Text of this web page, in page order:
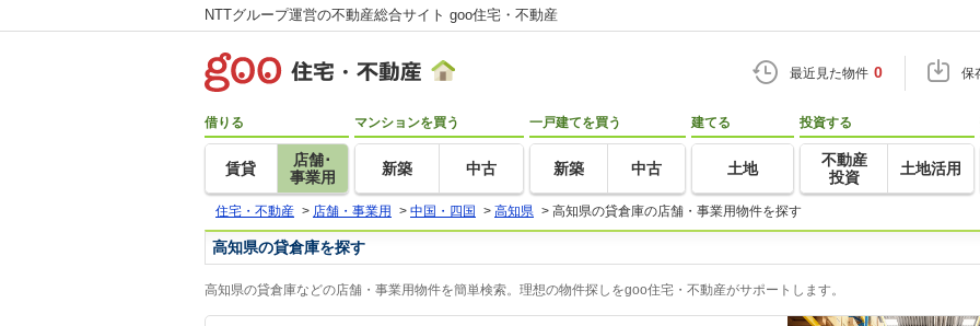
NTTグループ運営の不動産総合サイト goo住宅・不動産
最近見た物件 0 保
借りる
賃貸
店舗･
事業用
マンションを買う
新築 中古
一戸建てを買う
新築 中古
建てる
土地
投資する
不動産
投資
土地活用
住宅・不動産 > 店舗・事業用 > 中国・四国 > 高知県 > 高知県の貸倉庫の店舗・事業用物件を探す
高知県の貸倉庫を探す
高知県の貸倉庫などの店舗・事業用物件を簡単検索。理想の物件探しをgoo住宅・不動産がサポートします。